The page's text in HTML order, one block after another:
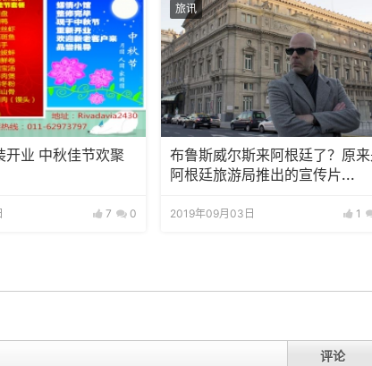
开业 中秋佳节欢聚
7 0
旅讯
布鲁斯威尔斯来阿根廷了？原
阿根廷旅游局推出的宣传片...
2019年09月03日 1
评论